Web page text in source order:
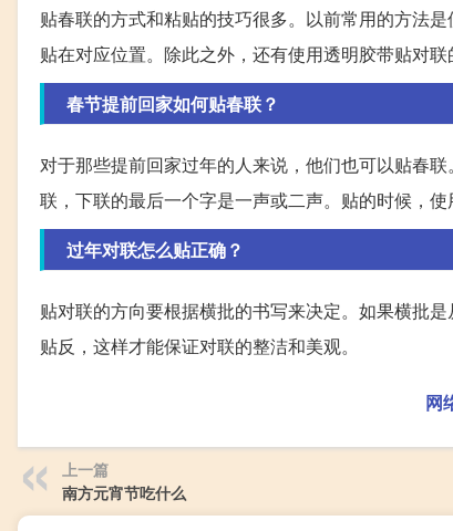
贴春联的方式和粘贴的技巧很多。以前常用的方法
贴在对应位置。除此之外，还有使用透明胶带贴对
春节提前回家如何贴春联？
对于那些提前回家过年的人来说，他们也可以贴春
联，下联的最后一个字是一声或二声。贴的时候，使
过年对联怎么贴正确？
贴对联的方向要根据横批的书写来决定。如果横批
贴反，这样才能保证对联的整洁和美观。
网
上一篇
南方元宵节吃什么